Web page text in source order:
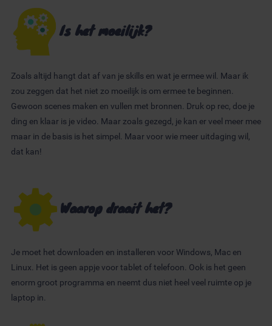
Is het moeilijk?
Zoals altijd hangt dat af van je skills en wat je ermee wil. Maar ik
zou zeggen dat het niet zo moeilijk is om ermee te beginnen.
Gewoon scenes maken en vullen met bronnen. Druk op rec, doe je
ding en klaar is je video. Maar zoals gezegd, je kan er veel meer mee
maar in de basis is het simpel. Maar voor wie meer uitdaging wil,
dat kan!
Waarop draait het?
Je moet het downloaden en installeren voor Windows, Mac en
Linux. Het is geen appje voor tablet of telefoon. Ook is het geen
enorm groot programma en neemt dus niet heel veel ruimte op je
laptop in.